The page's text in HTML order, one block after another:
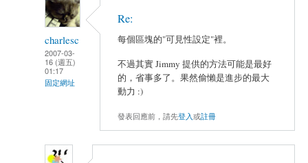
charlesc
2007-03-
16 (週五)
01:17
固定網址
Re:
每個區塊的"可見性設定"裡。
不過其實 Jimmy 提供的方法可能是最好
的，省事多了。果然偷懶是進步的最大
動力 :)
發表回應前，請先登入或註冊